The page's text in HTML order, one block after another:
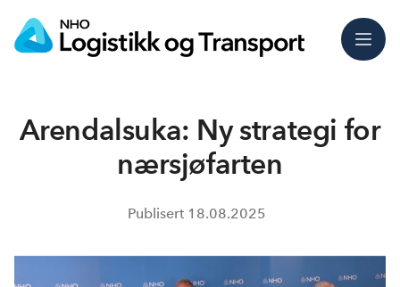
Meny
Arendalsuka: Ny strategi for
nærsjøfarten
Publisert 18.08.2025